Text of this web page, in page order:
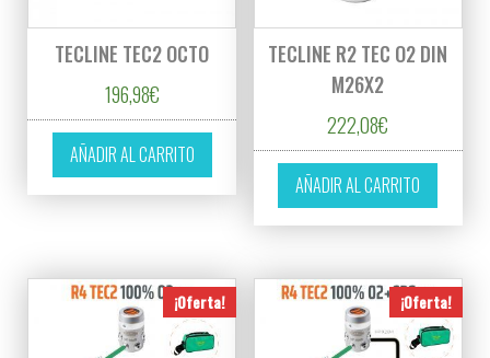
TECLINE TEC2 OCTO
196,98€
AÑADIR AL CARRITO
TECLINE R2 TEC O2 DIN
M26X2
222,08€
AÑADIR AL CARRITO
¡Oferta! ¡Oferta!